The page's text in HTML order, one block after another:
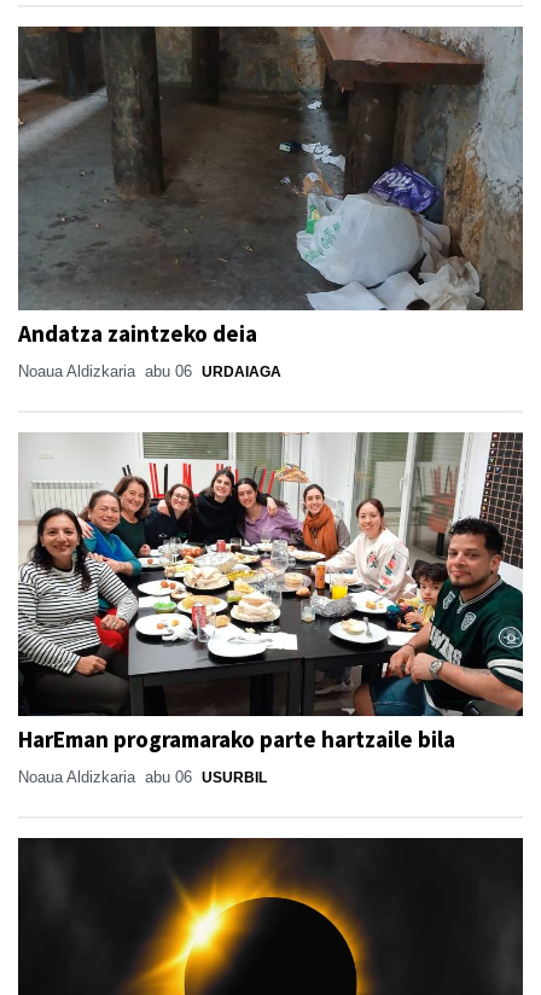
Andatza zaintzeko deia
Noaua Aldizkaria abu 06 URDAIAGA
HarEman programarako parte hartzaile bila
Noaua Aldizkaria abu 06 USURBIL